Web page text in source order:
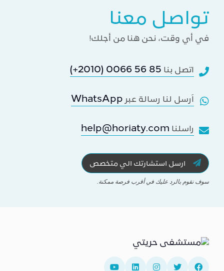
تواصل معنا
في أي وقت، نحن هنا من أجلك!
اتصل بنا (+2010) 0066 56 85
اَرسل لنا رسالة عبر WhatsApp
راسلنا help@horiaty.com
ارسل استشارتك الي متخصص
سوف نقوم بالرد عليك في أقرب فرصة ممكنة.